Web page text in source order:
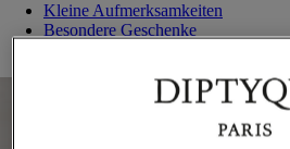
Kleine Aufmerksamkeiten
Besondere Geschenke